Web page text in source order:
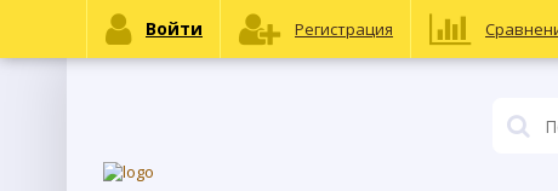
Войти Регистрация